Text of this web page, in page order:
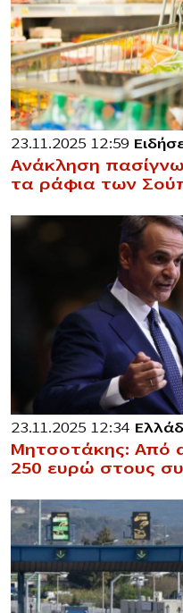
23.11.2025 12:59
Ανάκληση
τα ράφια των
23.11.2025 12:34
Μητσοτάκης: Από
250 ευρώ στους